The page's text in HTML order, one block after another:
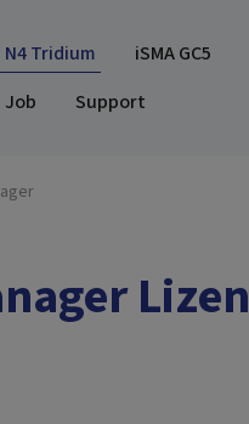
N4 Tridium iSMA GC5
Job
Support